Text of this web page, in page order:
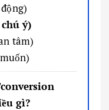
ý)
tâm)
gì?